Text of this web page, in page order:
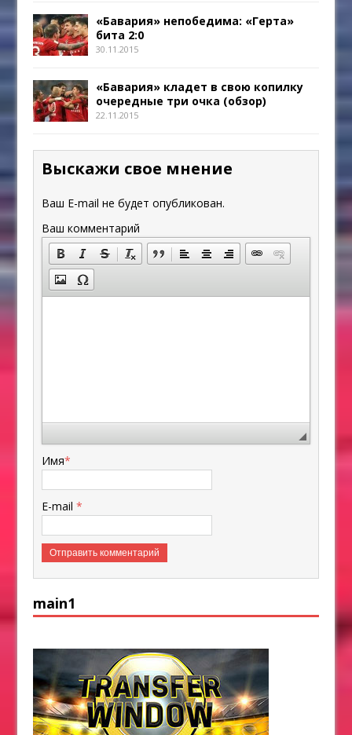
«Бавария» непобедима: «Герта»
бита 2:0
30.11.2015
«Бавария» кладет в свою копилку
очередные три очка (обзор)
22.11.2015
Выскажи свое мнение
Ваш E-mail не будет опубликован.
Ваш комментарий
Имя*
E-mail*
main1